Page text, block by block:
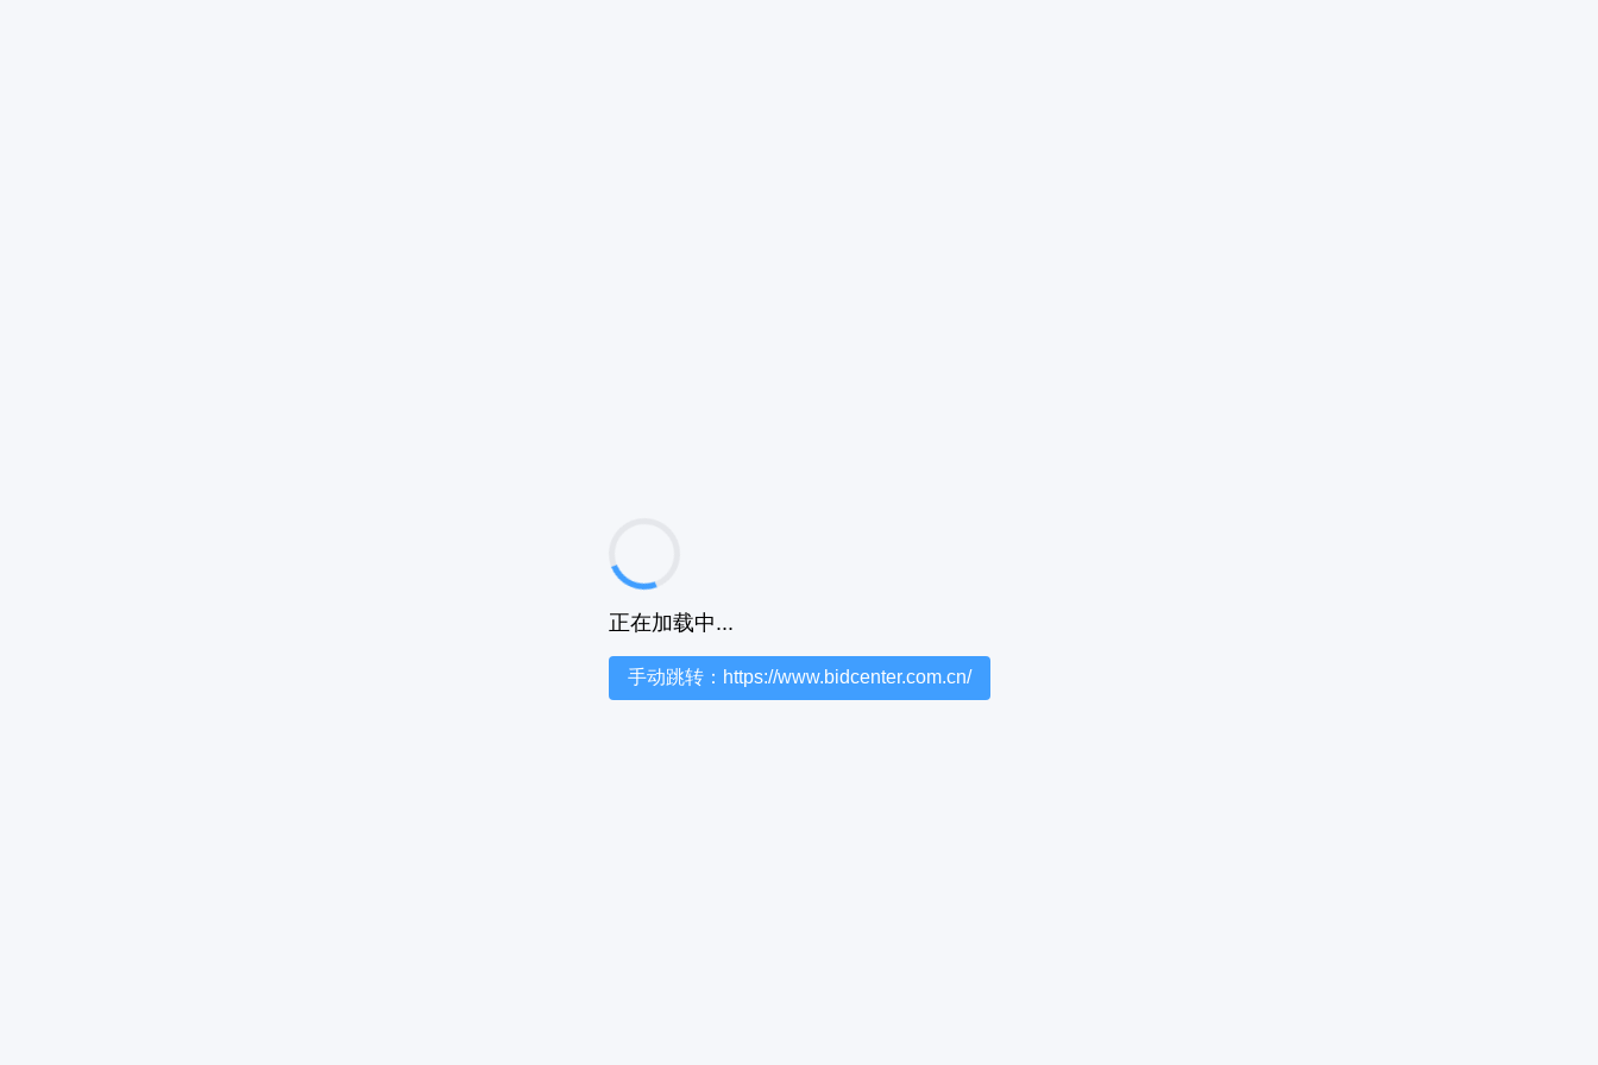
正在加载中...
手动跳转：https://www.bidcenter.com.cn/